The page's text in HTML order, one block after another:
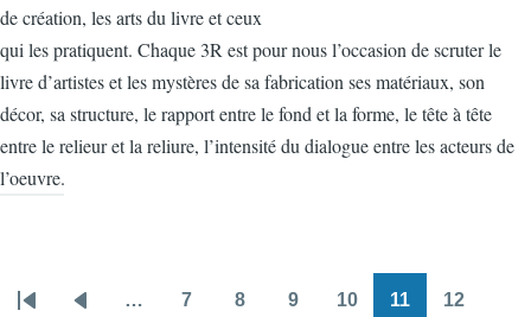
de création, les arts du livre et ceux
qui les pratiquent. Chaque 3R est pour nous l’occasion de scruter le
livre d’artistes et les mystères de sa fabrication ses matériaux, son
décor, sa structure, le rapport entre le fond et la forme, le tête à tête
entre le relieur et la reliure, l’intensité du dialogue entre les acteurs de
l’oeuvre.
… 7 8 9 10 11 12